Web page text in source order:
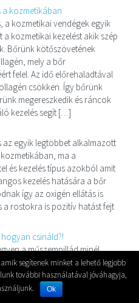
a kozmetikában
a kozmetikai vendégek egyik
kozmetikai kezelést akik szép
Bőrünk kötőszövetének
mely a bőr
felel. Az idő előrehaladtával
csökken. Így bőrünk
megereszkedik és ráncok
kezelés segít […]
az egyik legtöbbet alkalmazott
ma a
és kezelés típus azokból amit
kezelés hatására a bőr
így az oxigén ellátás is
a rostokra is pozitív hatást fejt
csináld?!
a műszempillád minél
és óvása az amiről sokan
kezdenek el viselni. A
kell. Egy kis törődéssel
tovább tartós és szép
segítenek minket a lehető legjobb
további használatával jóváhagyja,
Ok